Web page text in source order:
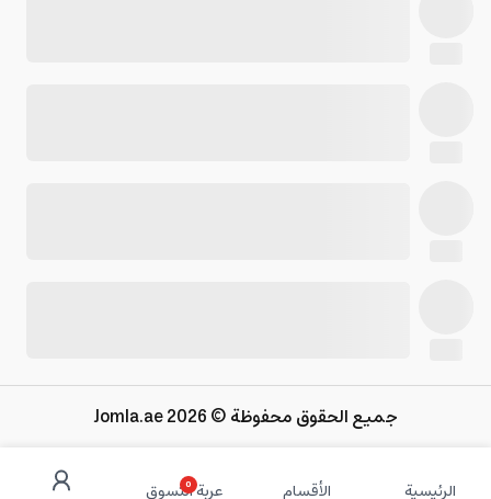
الرئيسية الأقسام 0
عربة التسوق
جميع الحقوق محفوظة © 2026 Jomla.ae